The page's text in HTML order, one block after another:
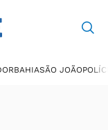
BAHIASÃO JOÃO